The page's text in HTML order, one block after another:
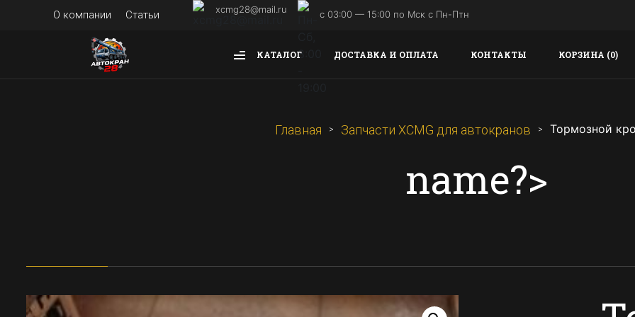
О компании Статьи xcmg28@mail.ru с 03:00 — 15:00 по Мск с Пн-Птн
КАТАЛОГ ДОСТАВКА И ОПЛАТА КОНТАКТЫ КОРЗИНА (0)
Главная Запчасти XCMG для автокранов Тормозной
name?>